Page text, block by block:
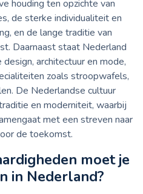
houding ten opzichte van
de sterke individualiteit en
en de lange traditie van
Daarnaast staat Nederland
architectuur en mode,
zoals stroopwafels,
De Nederlandse cultuur
en moderniteit, waarbij
met een streven naar
de toekomst.
moet je
in Nederland?